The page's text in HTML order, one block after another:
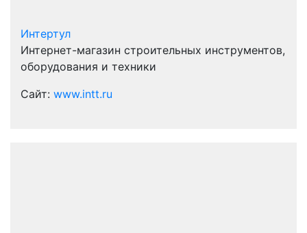
Интертул
Интернет-магазин строительных инструментов,
оборудования и техники
Сайт: www.intt.ru